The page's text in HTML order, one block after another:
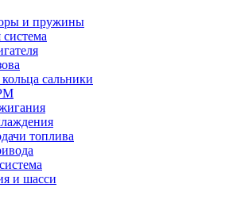
и пружины
сальники
топлива
и шасси